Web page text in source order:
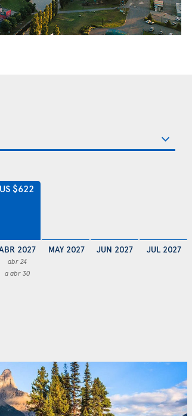
US $622
2027
abr 24
a abr 30
MAY 2027 JUN 2027 JUL 2027